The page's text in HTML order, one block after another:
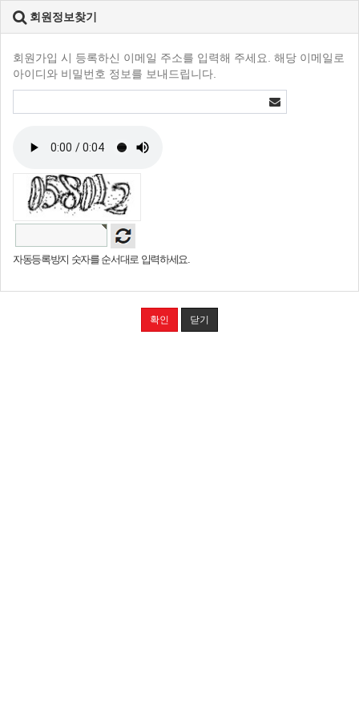
회원정보찾기
회원가입 시 등록하신 이메일 주소를 입력해 주세요. 해당 이메일로
아이디와 비밀번호 정보를 보내드립니다.
자동등록방지 숫자를 순서대로 입력하세요.
확인 닫기